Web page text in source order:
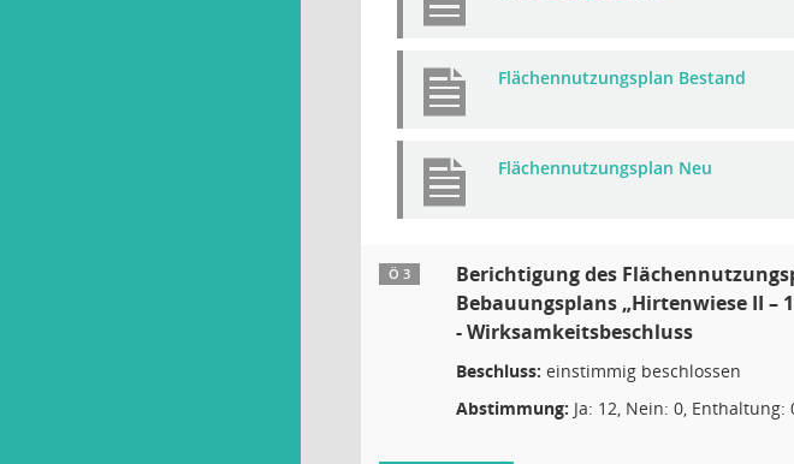
Flächennutzungsplan Bestand
Flächennutzungsplan Neu
Ö 3
Berichtigung des
Bebauungsplans „Hirtenwiese II –
- Wirksamkeitsbeschluss
Beschluss: einstimmig beschlossen
Abstimmung: Ja: 12, Nein: 0, Enthaltung: